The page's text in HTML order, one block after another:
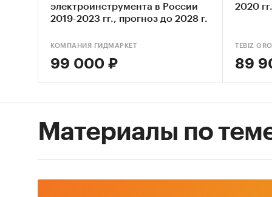
-
-
-
-
-
-
электроинструмента в России
2019-2023 гг., прогноз до 2028 г.
экономической ситуации (с
КОМПАНИЯ ГИДМАРКЕТ
99 000 ₽
2020
TEBIZ
89
Материалы по